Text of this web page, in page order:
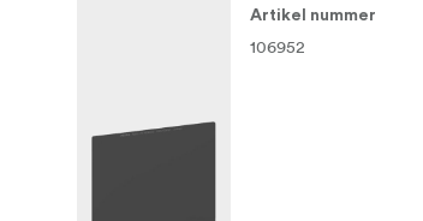
Artikel nummer
106952